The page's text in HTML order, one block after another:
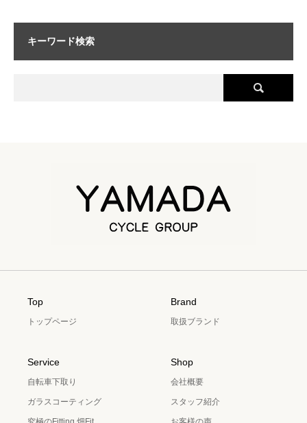
キーワード検索
Top
トップページ
Brand
取扱ブランド
Service
自転車下取り
ガラスコーティング
Shop
会社概要
スタッフ紹介